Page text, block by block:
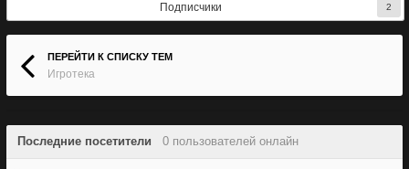
Подписчики 2
ПЕРЕЙТИ К СПИСКУ ТЕМ
Игротека
Последние посетители 0 пользователей онлайн